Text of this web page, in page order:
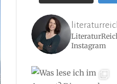
Instagram